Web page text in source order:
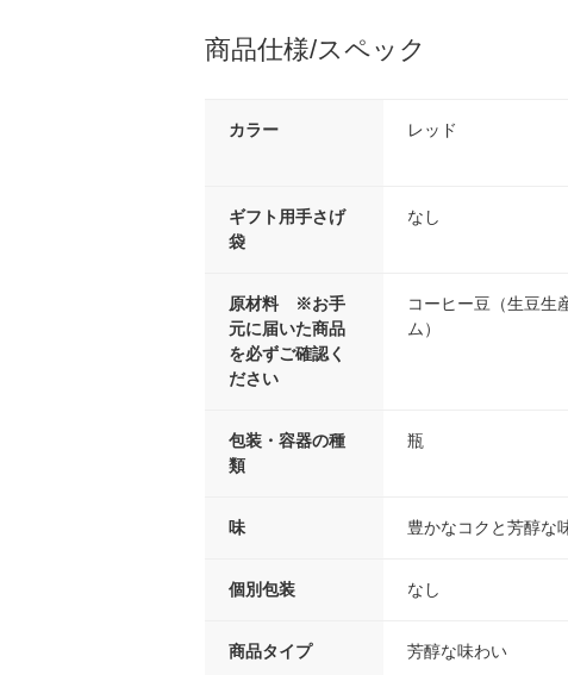
商品仕様/スペック
カラー レッド
ギフト用手さげ
袋
なし
原材料 ※お手
元に届いた商品
を必ずご確認く
ださい
コーヒー豆（生豆生
ム）
包装・容器の種
類
瓶
味 豊かなコクと芳醇な
個別包装 なし
商品タイプ 芳醇な味わい